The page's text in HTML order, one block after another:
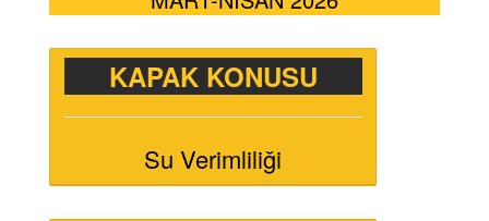
KAPAK KONUSU
Su Verimliliği